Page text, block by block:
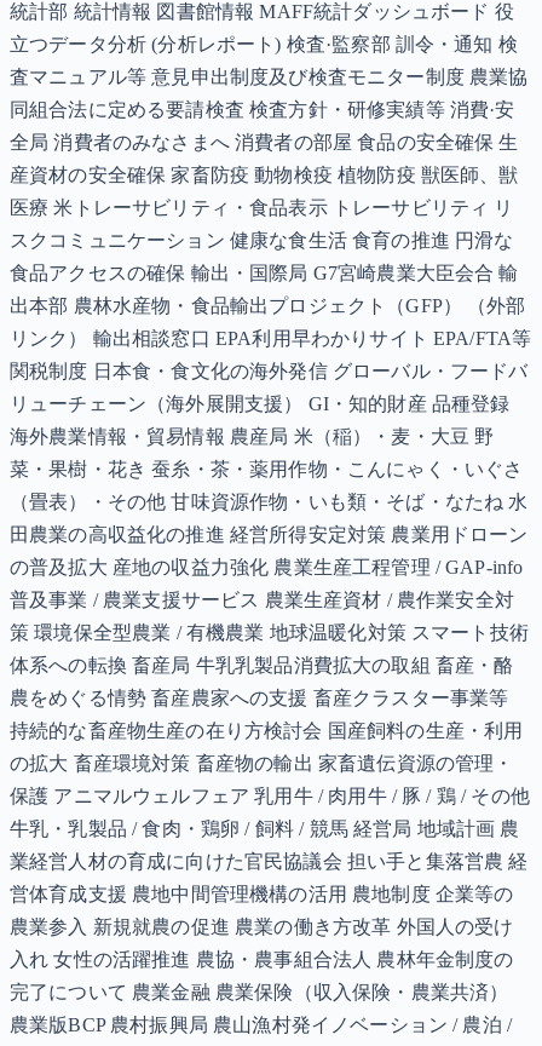
統計部 統計情報 図書館情報 MAFF統計ダッシュボード 役
立つデータ分析 (分析レポート) 検査·監察部 訓令・通知 検
査マニュアル等 意見申出制度及び検査モニター制度 農業協
同組合法に定める要請検査 検査方針・研修実績等 消費·安
全局 消費者のみなさまへ 消費者の部屋 食品の安全確保 生
産資材の安全確保 家畜防疫 動物検疫 植物防疫 獣医師、獣
医療 米トレーサビリティ・食品表示 トレーサビリティ リ
スクコミュニケーション 健康な食生活 食育の推進 円滑な
食品アクセスの確保 輸出・国際局 G7宮崎農業大臣会合 輸
出本部 農林水産物・食品輸出プロジェクト（GFP） （外部
リンク） 輸出相談窓口 EPA利用早わかりサイト EPA/FTA等
関税制度 日本食・食文化の海外発信 グローバル・フードバ
リューチェーン（海外展開支援） GI・知的財産 品種登録
海外農業情報・貿易情報 農産局 米（稲）・麦・大豆 野
菜・果樹・花き 蚕糸・茶・薬用作物・こんにゃく・いぐさ
（畳表）・その他 甘味資源作物・いも類・そば・なたね 水
田農業の高収益化の推進 経営所得安定対策 農業用ドローン
の普及拡大 産地の収益力強化 農業生産工程管理 / GAP-info
普及事業 / 農業支援サービス 農業生産資材 / 農作業安全対
策 環境保全型農業 / 有機農業 地球温暖化対策 スマート技術
体系への転換 畜産局 牛乳乳製品消費拡大の取組 畜産・酪
農をめぐる情勢 畜産農家への支援 畜産クラスター事業等
持続的な畜産物生産の在り方検討会 国産飼料の生産・利用
の拡大 畜産環境対策 畜産物の輸出 家畜遺伝資源の管理・
保護 アニマルウェルフェア 乳用牛 / 肉用牛 / 豚 / 鶏 / その他
牛乳・乳製品 / 食肉・鶏卵 / 飼料 / 競馬 経営局 地域計画 農
業経営人材の育成に向けた官民協議会 担い手と集落営農 経
営体育成支援 農地中間管理機構の活用 農地制度 企業等の
農業参入 新規就農の促進 農業の働き方改革 外国人の受け
入れ 女性の活躍推進 農協・農事組合法人 農林年金制度の
完了について 農業金融 農業保険（収入保険・農業共済）
農業版BCP 農村振興局 農山漁村発イノベーション / 農泊 /